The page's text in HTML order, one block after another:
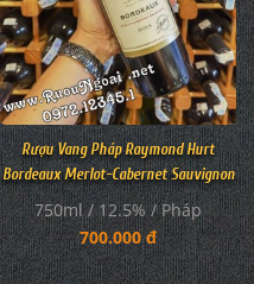
Rượu Vang Pháp Raymond Hurt
Bordeaux Merlot-Cabernet Sauvignon
750ml / 12.5% / Pháp
700.000 đ